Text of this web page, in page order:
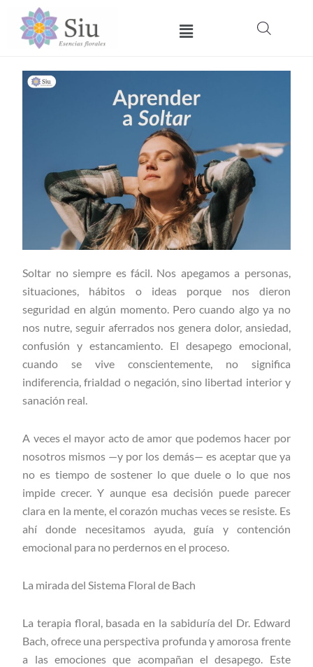
contenido
Menú
Soltar no siempre es fácil. Nos apegamos a personas,
situaciones, hábitos o ideas porque nos dieron
seguridad en algún momento. Pero cuando algo ya no
nos nutre, seguir aferrados nos genera dolor, ansiedad,
confusión y estancamiento. El desapego emocional,
cuando se vive conscientemente, no significa
indiferencia, frialdad o negación, sino libertad interior y
sanación real.
A veces el mayor acto de amor que podemos hacer por
nosotros mismos —y por los demás— es aceptar que ya
no es tiempo de sostener lo que duele o lo que nos
impide crecer. Y aunque esa decisión puede parecer
clara en la mente, el corazón muchas veces se resiste. Es
ahí donde necesitamos ayuda, guía y contención
emocional para no perdernos en el proceso.
La mirada del Sistema Floral de Bach
La terapia floral, basada en la sabiduría del Dr. Edward
Bach, ofrece una perspectiva profunda y amorosa frente
a las emociones que acompañan el desapego. Este